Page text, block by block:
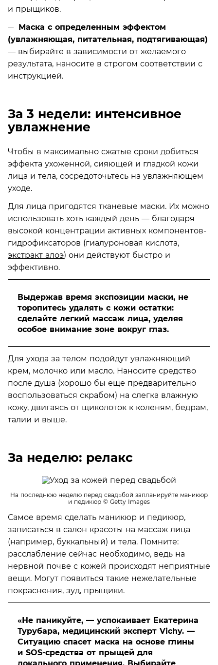
и прыщиков.
Маска с определенным эффектом
(увлажняющая, питательная, подтягивающая)
— выбирайте в зависимости от желаемого
результата, наносите в строгом соответствии с
инструкцией.
За 3 недели: интенсивное
увлажнение
Чтобы в максимально сжатые сроки добиться
эффекта ухоженной, сияющей и гладкой кожи
лица и тела, сосредоточьтесь на увлажняющем
уходе.
Для лица пригодятся тканевые маски. Их можно
использовать хоть каждый день — благодаря
высокой концентрации активных компонентов-
гидрофиксаторов (гиалуроновая кислота,
экстракт алоэ) они действуют быстро и
эффективно.
Выдержав время экспозиции маски, не
торопитесь удалять с кожи остатки:
сделайте легкий массаж лица, уделяя
особое внимание зоне вокруг глаз.
Для ухода за телом подойдут увлажняющий
крем, молочко или масло. Наносите средство
после душа (хорошо бы еще предварительно
воспользоваться скрабом) на слегка влажную
кожу, двигаясь от щиколоток к коленям, бедрам,
талии и выше.
За неделю: релакс
На последнюю неделю перед свадьбой запланируйте маникюр
и педикюр © Getty Images
Самое время сделать маникюр и педикюр,
записаться в салон красоты на массаж лица
(например, буккальный) и тела. Помните:
расслабление сейчас необходимо, ведь на
нервной почве с кожей происходят неприятные
вещи. Могут появиться такие нежелательные
покраснения, зуд, прыщики.
«Не паникуйте, — успокаивает Екатерина
Турубара, медицинский эксперт Vichy. —
Ситуацию спасет маска на основе глины
и SOS-средства от прыщей для
локального применения. Выбирайте